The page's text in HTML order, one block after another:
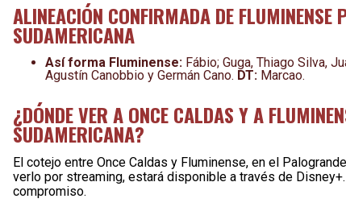
ALINEACIÓN CONFIRMADA DE FLUMINENSE
SUDAMERICANA
Así forma Fluminense: Fábio; Guga, Thiago Silva,
Agustín Canobbio y Germán Cano. DT: Marcao.
¿DÓNDE VER A ONCE CALDAS Y A
SUDAMERICANA?
El cotejo entre Once Caldas y Fluminense, en el
verlo por streaming, estará disponible a través de
compromiso.